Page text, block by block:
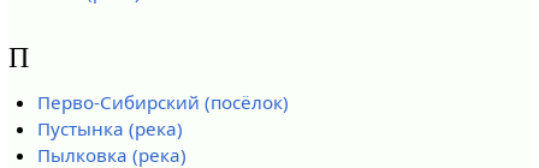
П
Перво-Сибирский (посёлок)
Пустынка (река)
Пылковка (река)